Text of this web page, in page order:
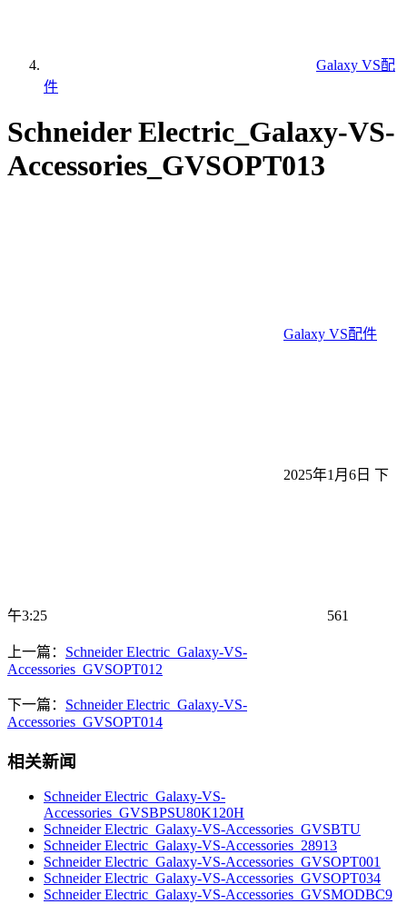
Galaxy VS配
件
Schneider Electric_Galaxy-VS-
Accessories_GVSOPT013
Galaxy VS配件
2025年1月6日 下
午3:25 561
上一篇： Schneider Electric_Galaxy-VS-
Accessories_GVSOPT012
下一篇： Schneider Electric_Galaxy-VS-
Accessories_GVSOPT014
相关新闻
Schneider Electric_Galaxy-VS-
Accessories_GVSBPSU80K120H
Schneider Electric_Galaxy-VS-Accessories_GVSBTU
Schneider Electric_Galaxy-VS-Accessories_28913
Schneider Electric_Galaxy-VS-Accessories_GVSOPT001
Schneider Electric_Galaxy-VS-Accessories_GVSOPT034
Schneider Electric_Galaxy-VS-Accessories_GVSMODBC9